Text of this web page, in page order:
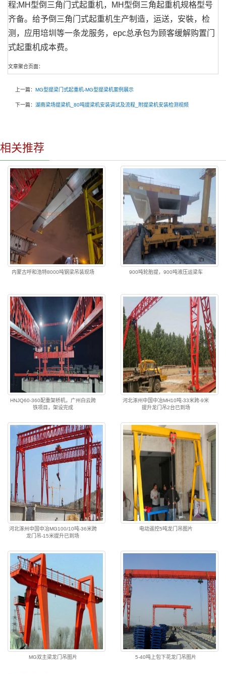
程;MH型倒三角门式起重机，MH型倒三角起重机规格型号
齐备。给予倒三角门式起重机生产制造，运送，安裝，检
测，应用培圳等一条龙服务，epc总承包为顾客缓解购置门
式起重机成本费。
文章聚合页面：
上一篇： MG型提梁门式起重机-MG型提梁机案例展示
下一篇： 湖南梁场提梁机_80吨提梁机安装调试及流程_附提梁机安装检测视频
相关推荐
内蒙古呼和浩特8000吨钢梁吊装现场 900吨轮胎提，900吨液压运梁车
HNJQ60-360配重架桥机，广州白云跨
铁项目，架设完成
河北涿州中国中冶MH10吨-33米跨-9米
提升龙门吊2台已到场
河北涿州中国中冶MG100/10吨-36米跨
龙门吊-15米提升已到场
电动遥控5吨龙门吊图片
MG双主梁龙门吊图片 5-40吨上包下花龙门吊图片